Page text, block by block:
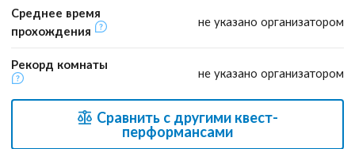
Среднее время
прохождения
не указано организатором
Рекорд комнаты
не указано организатором
Сравнить с другими квест-
перформансами